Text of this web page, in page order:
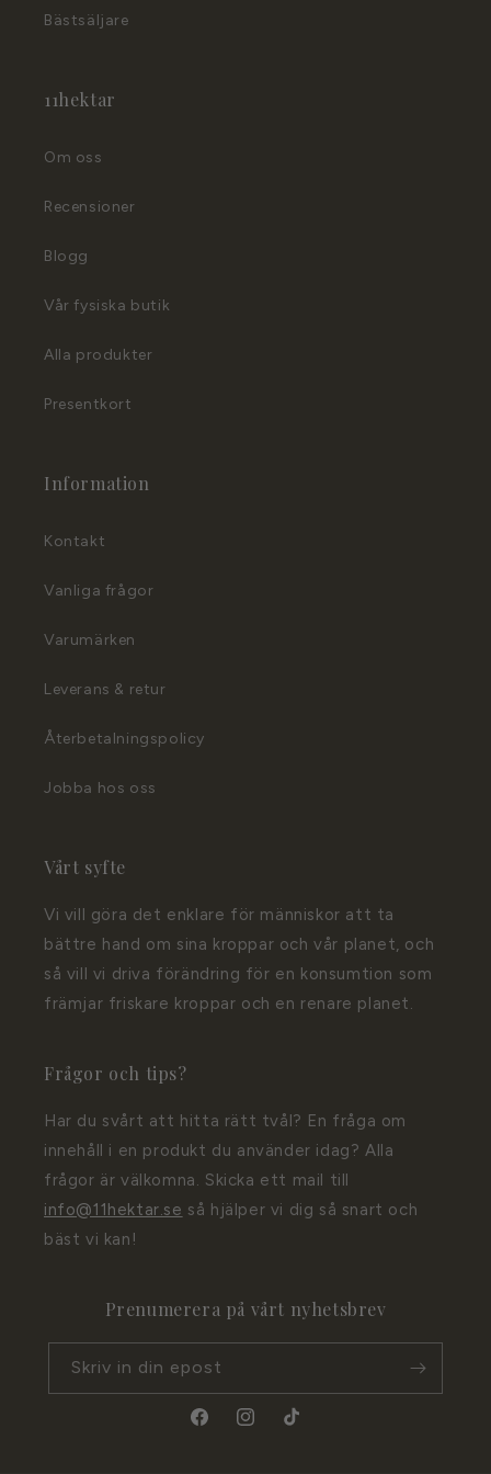
Bästsäljare
11hektar
Om oss
Recensioner
Blogg
Vår fysiska butik
Alla produkter
Presentkort
Information
Kontakt
Vanliga frågor
Varumärken
Leverans & retur
Återbetalningspolicy
Jobba hos oss
Vårt syfte
Vi vill göra det enklare för människor att ta
bättre hand om sina kroppar och vår planet, och
så vill vi driva förändring för en konsumtion som
främjar friskare kroppar och en renare planet.
Frågor och tips?
Har du svårt att hitta rätt tvål? En fråga om
innehåll i en produkt du använder idag? Alla
frågor är välkomna. Skicka ett mail till
info@11hektar.se så hjälper vi dig så snart och
bäst vi kan!
Prenumerera på vårt nyhetsbrev
Skriv in din epost
FacebookInstagramTikTok